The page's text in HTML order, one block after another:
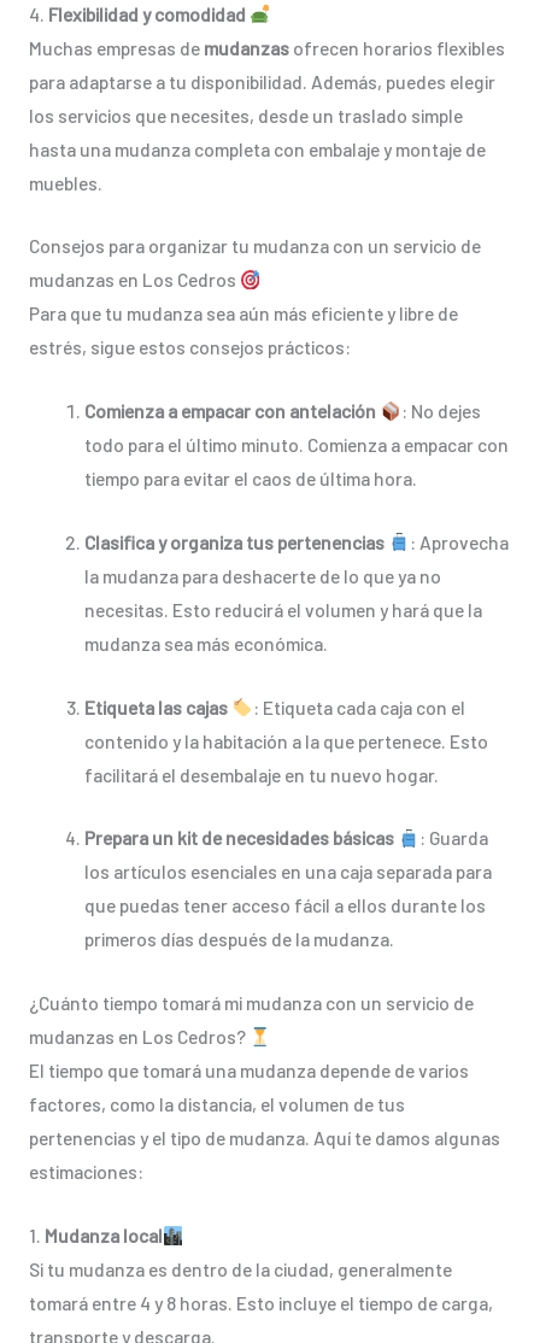
4. Flexibilidad y comodidad
Muchas empresas de mudanzas ofrecen horarios flexibles
para adaptarse a tu disponibilidad. Además, puedes elegir
los servicios que necesites, desde un traslado simple
hasta una mudanza completa con embalaje y montaje de
muebles.
Consejos para organizar tu mudanza con un servicio de
mudanzas en Los Cedros
Para que tu mudanza sea aún más eficiente y libre de
estrés, sigue estos consejos prácticos:
Comienza a empacar con antelación
: No dejes
todo para el último minuto. Comienza a empacar con
tiempo para evitar el caos de última hora.
Clasifica y organiza tus pertenencias
: Aprovecha
la mudanza para deshacerte de lo que ya no
necesitas. Esto reducirá el volumen y hará que la
mudanza sea más económica.
Etiqueta las cajas
: Etiqueta cada caja con el
contenido y la habitación a la que pertenece. Esto
facilitará el desembalaje en tu nuevo hogar.
Prepara un kit de necesidades básicas
: Guarda
los artículos esenciales en una caja separada para
que puedas tener acceso fácil a ellos durante los
primeros días después de la mudanza.
¿Cuánto tiempo tomará mi mudanza con un servicio de
mudanzas en Los Cedros?
El tiempo que tomará una mudanza depende de varios
factores, como la distancia, el volumen de tus
pertenencias y el tipo de mudanza. Aquí te damos algunas
estimaciones:
1. Mudanza local
Si tu mudanza es dentro de la ciudad, generalmente
tomará entre 4 y 8 horas. Esto incluye el tiempo de carga,
transporte y descarga.